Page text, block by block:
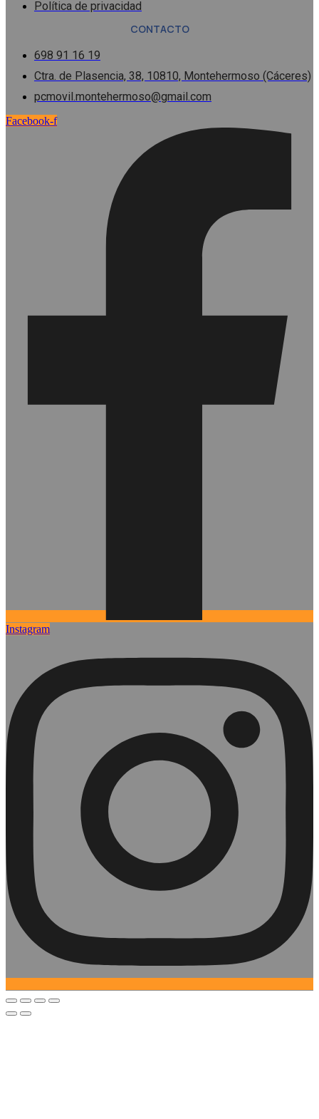
Política de privacidad
CONTACTO
698 91 16 19
Ctra. de Plasencia, 38, 10810, Montehermoso (Cáceres)
pcmovil.montehermoso@gmail.com
Facebook-f
Instagram